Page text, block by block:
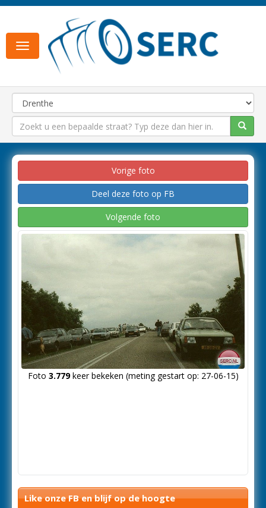
Toggle
navigation
Vorige foto
Deel deze foto op FB
Volgende foto
Foto 3.779keer bekeken (meting gestart op: 27-06-15)
Like onze FB en blijf op de hoogte